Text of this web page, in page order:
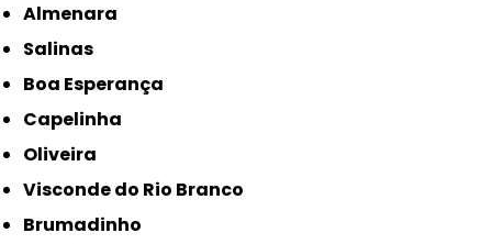
Almenara
Salinas
Boa Esperança
Capelinha
Oliveira
Visconde do Rio Branco
Brumadinho